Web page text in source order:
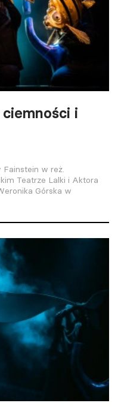
ciemności i
Fainstein w reż.
Teatrze Lalki i Aktora
Górska w